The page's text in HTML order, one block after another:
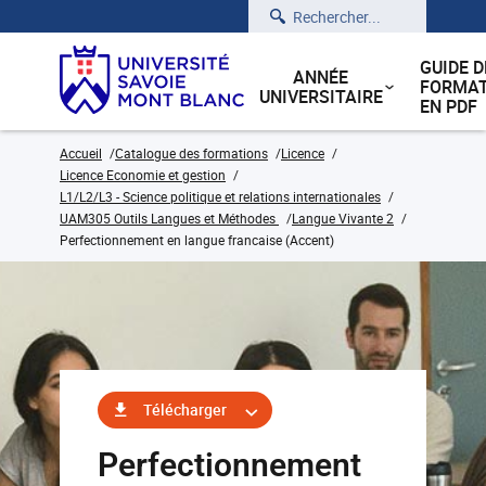
Rechercher
ANNÉE
UNIVERSITAIRE
GUIDE
EN PDF
Accueil Catalogue des formations
Licence
Licence Economie et gestion
L1/L2/L3 - Science politique et relations internationales
UAM305 Outils Langues et Méthodes
Langue Vivante 2
Perfectionnement en langue francaise (Accent)
Télécharger
Perfectionnement